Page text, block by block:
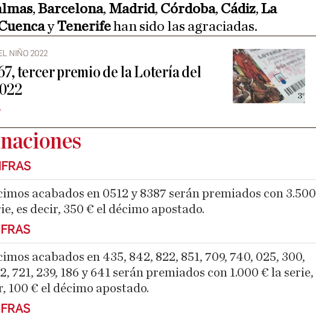
, Barcelona, Madrid, Córdoba, Cádiz, La
yTenerifehan sido las agraciadas.
NIÑO 2022
tercer premio de la Lotería del
acabados en 0512 y 8387 serán premiados con 3.500
es decir, 350 € el décimo apostado.​
acabados en 435, 842, 822, 851, 709, 740, 025, 300,
721, 239, 186 y 641 serán premiados con 1.000 € la serie,
100 € el décimo apostado.